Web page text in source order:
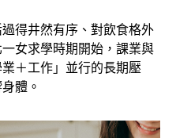
得井然有序、對飲食格外
女求學時期開始，課業與
＋工作」並行的長期壓
體。